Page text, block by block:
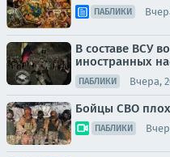
ПАБЛИКИ
В составе ВСУ
иностранных
ПАБЛИКИ Вчера,
Бойцы СВО
ПАБЛИКИ